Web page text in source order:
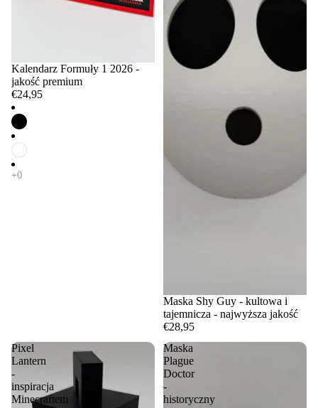
Kalendarz Formuły 1 2026 -
jakość premium
€24,95
Maska Shy Guy - kultowa i
tajemnicza - najwyższa jakość
€28,95
Pixel
Lantern
-
inspiracja
Minecraftem
Maska
Plague
Doctor
-
historyczny